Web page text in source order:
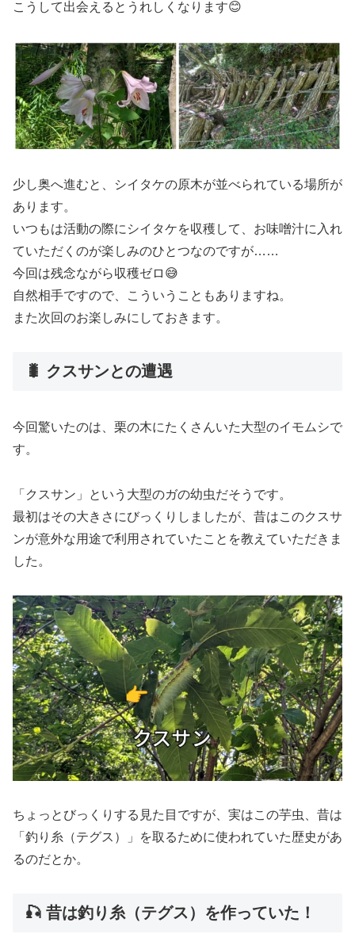
こうして出会えるとうれしくなります😊
少し奥へ進むと、シイタケの原木が並べられている場所が
あります。
いつもは活動の際にシイタケを収穫して、お味噌汁に入れ
ていただくのが楽しみのひとつなのですが……
今回は残念ながら収穫ゼロ😅
自然相手ですので、こういうこともありますね。
また次回のお楽しみにしておきます。
🐛 クスサンとの遭遇
今回驚いたのは、栗の木にたくさんいた大型のイモムシで
す。
「クスサン」という大型のガの幼虫だそうです。
最初はその大きさにびっくりしましたが、昔はこのクスサ
ンが意外な用途で利用されていたことを教えていただきま
した。
ちょっとびっくりする見た目ですが、実はこの芋虫、昔は
「釣り糸（テグス）」を取るために使われていた歴史があ
るのだとか。
🎣 昔は釣り糸（テグス）を作っていた！